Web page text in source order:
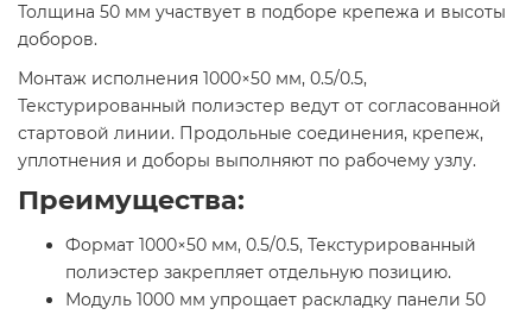
Толщина 50 мм участвует в подборе крепежа и высоты
доборов.
Монтаж исполнения 1000×50 мм, 0.5/0.5,
Текстурированный полиэстер ведут от согласованной
стартовой линии. Продольные соединения, крепеж,
уплотнения и доборы выполняют по рабочему узлу.
Преимущества:
Формат 1000×50 мм, 0.5/0.5, Текстурированный
полиэстер закрепляет отдельную позицию.
Модуль 1000 мм упрощает раскладку панели 50